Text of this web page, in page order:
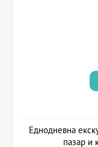
Еднодневна
пазар и